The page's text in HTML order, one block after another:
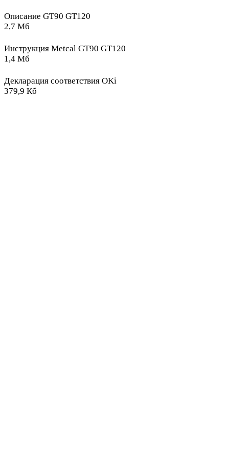
Описание GT90 GT120
2,7 Мб
Инструкция Metcal GT90 GT120
1,4 Мб
Декларация соответствия OKi
379,9 Кб